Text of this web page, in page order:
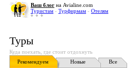
Ваш блог на Avialine.com
Туристам - Турфирмам - Отелям
Туры
Куда поехать, где стоит отдохнуть
Рекомендуем
Новые Все